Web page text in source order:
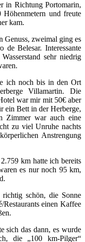
in Richtung Portomarin,
und freute
kam.
Genuss, zweimal ging es
de Belesar. Interessante
sehr niedrig
ich noch bis in den Ort
Villamartin. Die
war mir mit 50€ aber
ein Bett in der Herberge,
war auch eine
zu viel Unruhe nachts
Anstrengung
km hatte ich bereits
es nur noch 95 km,
schön, die Sonne
Restaurants einen Kaffee
sich das dann, es wurde
die „100 km-Pilger“